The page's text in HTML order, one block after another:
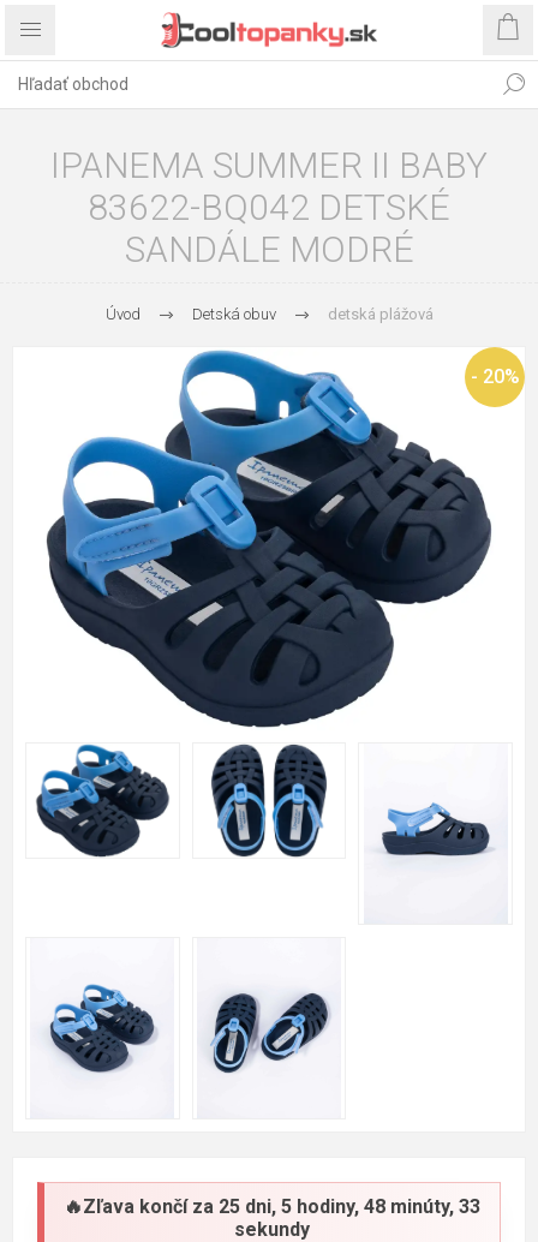
IPANEMA SUMMER II BABY
83622-BQ042 DETSKÉ
SANDÁLE MODRÉ
Úvod Detská obuv detská plážová
- 20%
🔥Zľava končí za 25 dni, 5 hodiny, 48 minúty, 32
sekundy